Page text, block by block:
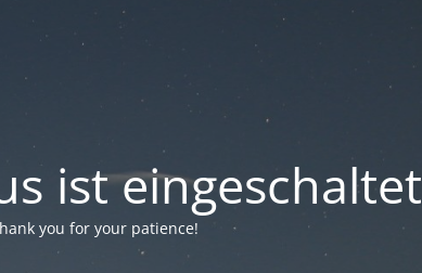
ist eingeschaltet
you for your patience!